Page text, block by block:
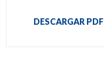
DESCARGAR PDF